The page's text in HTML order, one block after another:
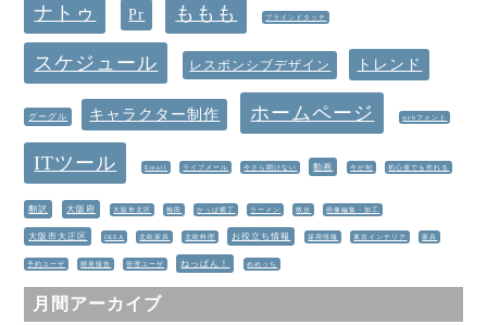
ナトゥ Pr ももも ブラインドタッチ
スケジュール レスポンシブデザイン トレンド
グーグル キャラクター制作 ホームページ webフォント
ITツール Email ライブメール 今さら聞けない 動画 今が旬 初心者でも作れる
翻訳 大阪府 大阪市北区 梅田 かっぱ横丁 ラーメン 散歩 画像編集・加工
大阪市大正区 IKEA 北欧家具 北欧料理 お役立ち情報 採用情報 東京インテリア 家具
予約ユーザ 開発報告 管理ユーザ ねっぱん！ めめっち
月間アーカイブ